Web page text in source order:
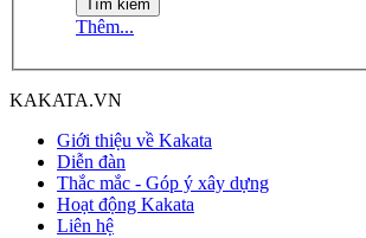
Thêm...
KAKATA.VN
Giới thiệu về Kakata
Diễn đàn
Thắc mắc - Góp ý xây dựng
Hoạt động Kakata
Liên hệ